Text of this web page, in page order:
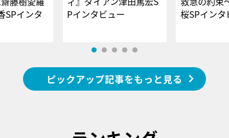
SPインタ
Pインタビュー
桜SPイ
ピックアップ記事をもっと見る